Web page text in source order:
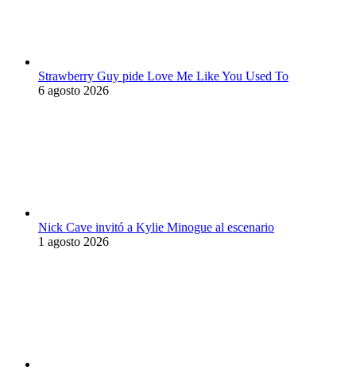
Strawberry Guy pide Love Me Like You Used To
6 agosto 2026
Nick Cave invitó a Kylie Minogue al escenario
1 agosto 2026